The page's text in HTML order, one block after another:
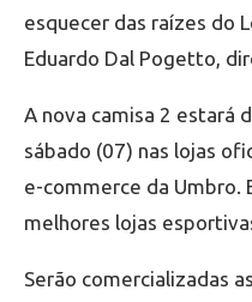
esquecer das raízes do
Eduardo Dal Pogetto,
A nova camisa 2 estará
sábado (07) nas lojas
e-commerce da Umbro.
melhores lojas
Serão comercializadas